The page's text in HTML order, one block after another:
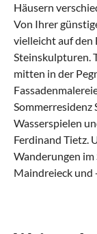
Häusern
Von Ihrer
vielleicht auf den
Steinskulpturen.
mitten in der
Sommerresidenz
Wasserspielen
Ferdinand Tietz.
Wanderungen
Maindreieck und
Pompejanum
Bayern,
Regionale
Rhön bis zu
Urlaub auf